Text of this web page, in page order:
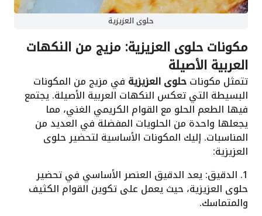
حلوى العزيزية
مكونات حلوى العزيزية: مزيج من النكهات
العربية الأصيلة
تتمثل مكوناتحلوى العزيزية في مزيج من المكونات
البسيطة التي تعكس النكهات العربية الأصيلة. يجتمع
فيها الطعم الحلو مع القوام الكريمي الغني، مما
يجعلها واحدة من الحلويات المفضلة في العديد من
المناسبات. إليك المكونات الأساسية لتحضير حلوى
العزيزية:
1. الدقيق: يعد الدقيق العنصر الأساسي في تحضير
حلوى العزيزية، حيث يعمل على تكوين القوام الكثيف
والمتماسك.